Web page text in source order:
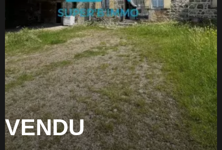
VENDU